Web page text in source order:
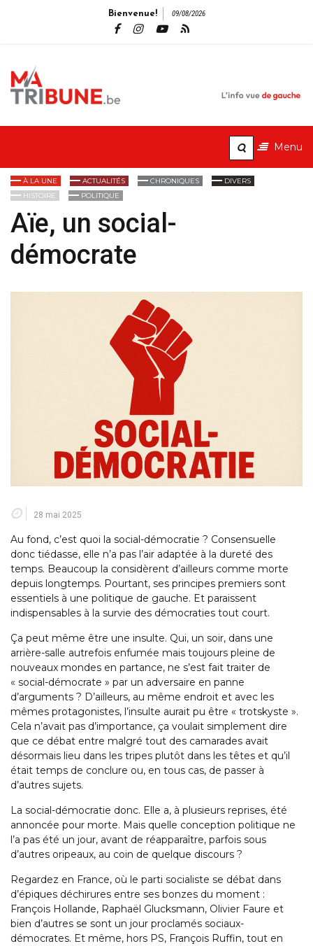
Bienvenue! 09/08/2026
Menu
À LA UNE ACTUALITÉS CHRONIQUES
DIVERS
HISTOIRE
POLITIQUE
Aïe, un social-
démocrate
28 mai 2025
Au fond, c’est quoi la social-démocratie ? Consensuelle
donc tiédasse, elle n’a pas l’air adaptée à la dureté des
temps. Beaucoup la considèrent d’ailleurs comme morte
depuis longtemps. Pourtant, ses principes premiers sont
essentiels à une politique de gauche. Et paraissent
indispensables à la survie des démocraties tout court.
Ça peut même être une insulte. Qui, un soir, dans une
arrière-salle autrefois enfumée mais toujours pleine de
nouveaux mondes en partance, ne s’est fait traiter de
« social-démocrate » par un adversaire en panne
d’arguments ? D’ailleurs, au même endroit et avec les
mêmes protagonistes, l’insulte aurait pu être « trotskyste ».
Cela n’avait pas d’importance, ça voulait simplement dire
que ce débat entre malgré tout des camarades avait
désormais lieu dans les tripes plutôt dans les têtes et qu’il
était temps de conclure ou, en tous cas, de passer à
d’autres sujets.
La social-démocratie donc. Elle a, à plusieurs reprises, été
annoncée pour morte. Mais quelle conception politique ne
l’a pas été un jour, avant de réapparaître, parfois sous
d’autres oripeaux, au coin de quelque discours ?
Regardez en France, où le parti socialiste se débat dans
d’épiques déchirures entre ses bonzes du moment :
François Hollande, Raphaël Glucksmann, Olivier Faure et
bien d’autres se sont un jour proclamés sociaux-
démocrates. Et même, hors PS, François Ruffin, tout en